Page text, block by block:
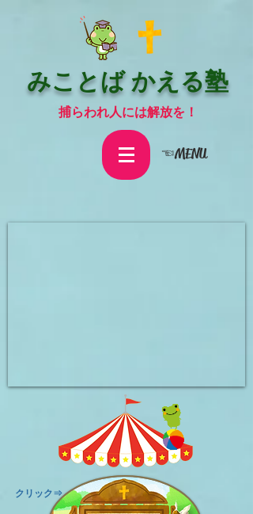
みことば かえる塾
捕らわれ人には解放を！
☜MENU
​クリック⇒